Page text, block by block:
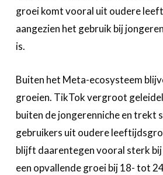
groei komt vooral uit oudere
aangezien het gebruik bij
is.
Buiten het Meta-ecosysteem
groeien. TikTok vergroot
buiten de jongerenniche en trekt
gebruikers uit oudere
blijft daarentegen vooral sterk bij
een opvallende groei bij 18- tot